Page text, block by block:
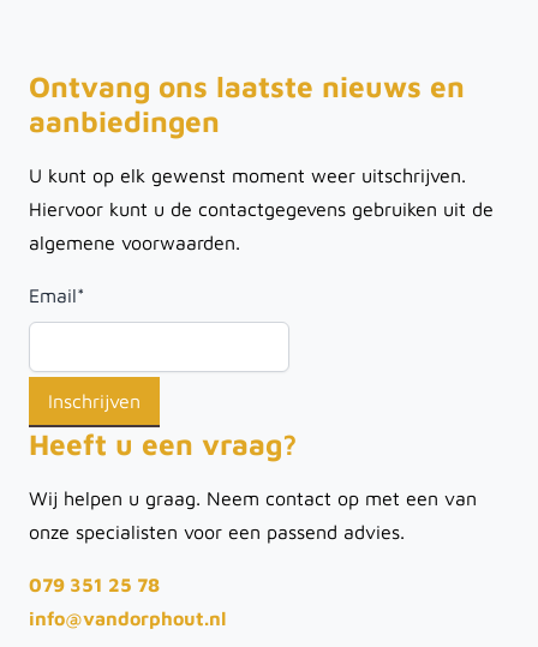
Ontvang ons laatste nieuws en
aanbiedingen
U kunt op elk gewenst moment weer uitschrijven.
Hiervoor kunt u de contactgegevens gebruiken uit de
algemene voorwaarden.
Email*
Heeft u een vraag?
Wij helpen u graag. Neem contact op met een van
onze specialisten voor een passend advies.
079 351 25 78
info@vandorphout.nl